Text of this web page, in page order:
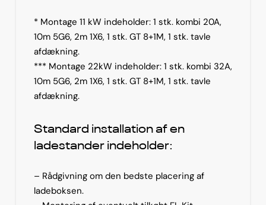
* Montage 11 kW indeholder: 1 stk. kombi 20A,
10m 5G6, 2m 1X6, 1 stk. GT 8+1M, 1 stk. tavle
afdækning.
*** Montage 22kW indeholder: 1 stk. kombi 32A,
10m 5G6, 2m 1X6, 1 stk. GT 8+1M, 1 stk. tavle
afdækning.
Standard installation af en
ladestander indeholder:
– Rådgivning om den bedste placering af
ladeboksen.